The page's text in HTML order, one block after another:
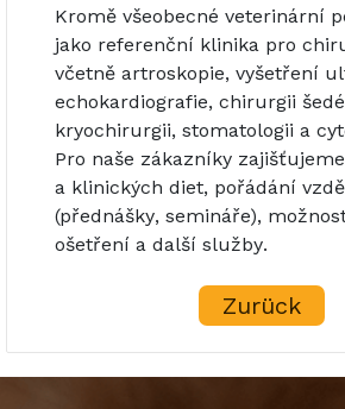
Kromě všeobecné veterinární
jako referenční klinika pro
včetně artroskopie, vyšetření
echokardiografie, chirurgii
kryochirurgii, stomatologii a
Pro naše zákazníky
a klinických diet, pořádání
(přednášky, semináře),
ošetření a další služby.
Zurück